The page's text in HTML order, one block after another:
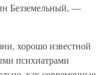
Безземельный, —
хорошо известной
психиатрами